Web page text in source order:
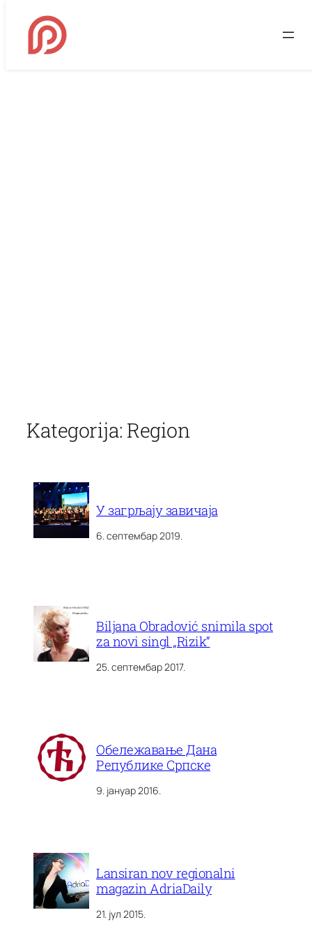
садржај
Kategorija: Region
У загрљају завичаја
6. септембар 2019.
Biljana Obradović snimila spot
za novi singl „Rizik“
25. септембар 2017.
Обележавање Дана
Републике Српске
9. јануар 2016.
Lansiran nov regionalni
magazin AdriaDaily
21. јул 2015.